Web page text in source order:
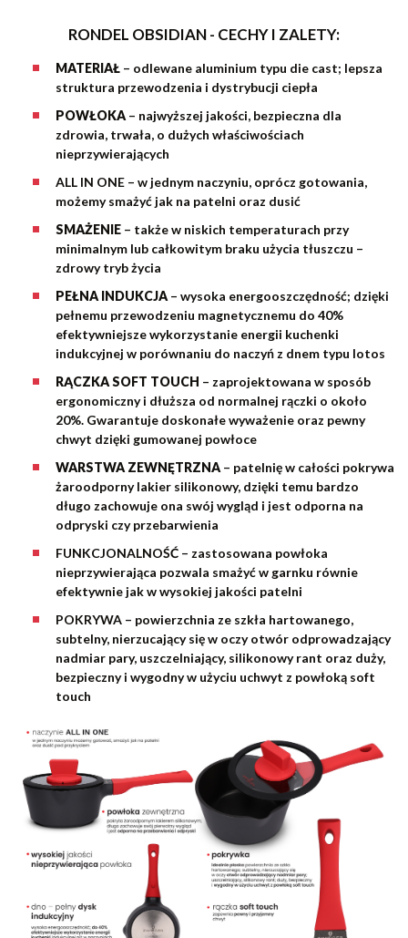
RONDEL OBSIDIAN - CECHY I ZALETY:
MATERIAŁ – odlewane aluminium typu die cast; lepsza
struktura przewodzenia i dystrybucji ciepła
POWŁOKA – najwyższej jakości, bezpieczna dla
zdrowia, trwała, o dużych właściwościach
nieprzywierających
ALL IN ONE – w jednym naczyniu, oprócz gotowania,
możemy smażyć jak na patelni oraz dusić
SMAŻENIE – także w niskich temperaturach przy
minimalnym lub całkowitym braku użycia tłuszczu –
zdrowy tryb życia
PEŁNA INDUKCJA – wysoka energooszczędność; dzięki
pełnemu przewodzeniu magnetycznemu do 40%
efektywniejsze wykorzystanie energii kuchenki
indukcyjnej w porównaniu do naczyń z dnem typu lotos
RĄCZKA SOFT TOUCH – zaprojektowana w sposób
ergonomiczny i dłuższa od normalnej rączki o około
20%. Gwarantuje doskonałe wyważenie oraz pewny
chwyt dzięki gumowanej powłoce
WARSTWA ZEWNĘTRZNA – patelnię w całości pokrywa
żaroodporny lakier silikonowy, dzięki temu bardzo
długo zachowuje ona swój wygląd i jest odporna na
odpryski czy przebarwienia
FUNKCJONALNOŚĆ – zastosowana powłoka
nieprzywierająca pozwala smażyć w garnku równie
efektywnie jak w wysokiej jakości patelni
POKRYWA – powierzchnia ze szkła hartowanego,
subtelny, nierzucający się w oczy otwór odprowadzający
nadmiar pary, uszczelniający, silikonowy rant oraz duży,
bezpieczny i wygodny w użyciu uchwyt z powłoką soft
touch